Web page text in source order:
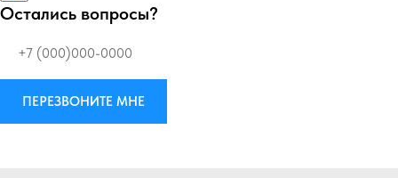
Остались вопросы?
ПЕРЕЗВОНИТЕ МНЕ